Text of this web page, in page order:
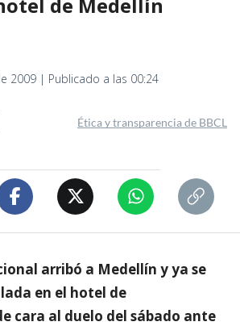
2009 | Publicado a las 00:24
Ética y transparencia de BBCL
arribó a Medellín y ya se
en el hotel de
cara al duelo del sábado ante